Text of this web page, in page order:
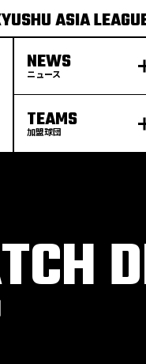
ASIA
NEWS
ニュース
TEAMS
加盟球団